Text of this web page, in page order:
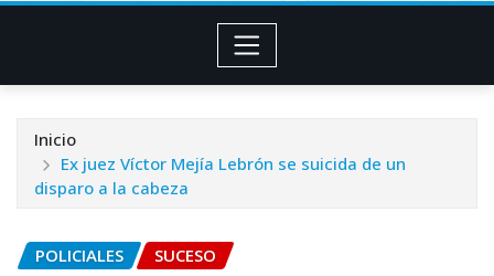
Inicio
Ex juez Víctor Mejía Lebrón se suicida de un
disparo a la cabeza
POLICIALES SUCESO